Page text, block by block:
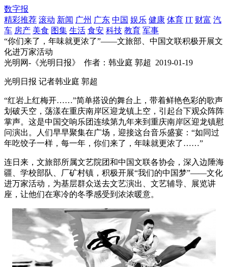
数字报
精彩推荐 滚动 新闻 广州 广东 中国 娱乐 健康 体育 IT 财富 汽
车 房产 美食 图集 生活 食安 科技 教育 军事
“你们来了，年味就更浓了”——文旅部、中国文联积极开展文
化进万家活动
光明网-《光明日报》
作者：韩业庭 郭超 2019-01-19
光明日报 记者韩业庭 郭超
“红岩上红梅开……”简单搭设的舞台上，带着鲜艳色彩的歌声
划破天空，荡漾在重庆南岸区迎龙镇上空，引起台下观众阵阵
掌声。这是中国交响乐团连续第九年来到重庆南岸区迎龙镇慰
问演出。人们早早聚集在广场，迎接这台音乐盛宴：“如同过
年吃饺子一样，每一年，你们来了，年味就更浓了……”
连日来，文旅部所属文艺院团和中国文联各协会，深入边陲海
疆、学校部队、厂矿村镇，积极开展“我们的中国梦”——文化
进万家活动，为基层群众送去文艺演出、文艺辅导、展览讲
座，让他们在寒冷的冬季感受到浓浓暖意。